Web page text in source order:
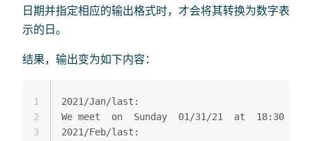
日期并指定相应的输出格式时，才会将其转换为数字表
示的日。
结果，输出变为如下内容：
2021/Jan/last:
We meet  on  Sunday  01/31/21  at  18:30
2021/Feb/last:
1
2
3